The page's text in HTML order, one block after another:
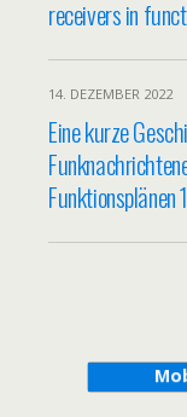
receivers in
14. DEZEMBER 2022
Eine kurze